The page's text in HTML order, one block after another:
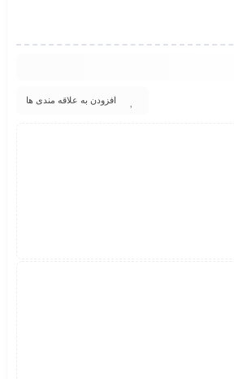
افزودن به علاقه مندی ها